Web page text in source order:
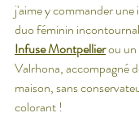
j'aime y commander une
duo féminin
Infuse Montpellier ou un
Valrhona, accompagné
maison, sans
colorant !